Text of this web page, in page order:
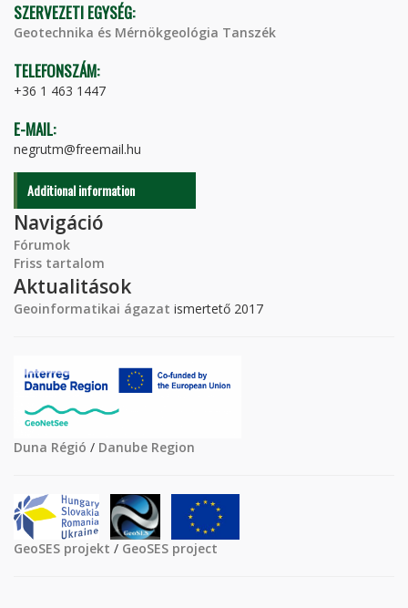
SZERVEZETI EGYSÉG:
Geotechnika és Mérnökgeológia Tanszék
TELEFONSZÁM:
+36 1 463 1447
E-MAIL:
negrutm@freemail.hu
Additional information
Navigáció
Fórumok
Friss tartalom
Aktualitások
Geoinformatikai ágazat ismertető 2017
Duna Régió / Danube Region
GeoSES projekt / GeoSES project